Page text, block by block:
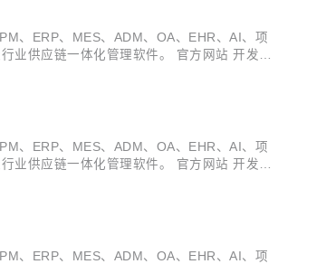
、ERP、MES、ADM、OA、EHR、AI、项
业供应链一体化管理软件。 官方网站 开发文
、ERP、MES、ADM、OA、EHR、AI、项
业供应链一体化管理软件。 官方网站 开发文
、ERP、MES、ADM、OA、EHR、AI、项